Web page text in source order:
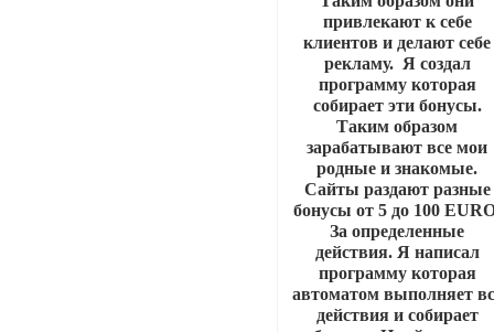
привлекают к себе
клиентов и делают себе
рекламу. Я создал
программу которая
собирает эти бонусы.
Таким образом
зарабатывают все мои
родные и знакомые.
Сайты раздают разные
бонусы от 5 до 100
За определенные
действия. Я написал
программу которая
автоматом выполняет
действия и собирает